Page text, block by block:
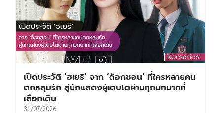
เปิดประวัติ ‘ฮเยริ’ จาก ‘ด็อกซอน’ ที่ใครหลายคน
ตกหลุมรัก สู่นักแสดงผู้เติบโตผ่านทุกบทบาทที่
เลือกเดิน
31/07/2026